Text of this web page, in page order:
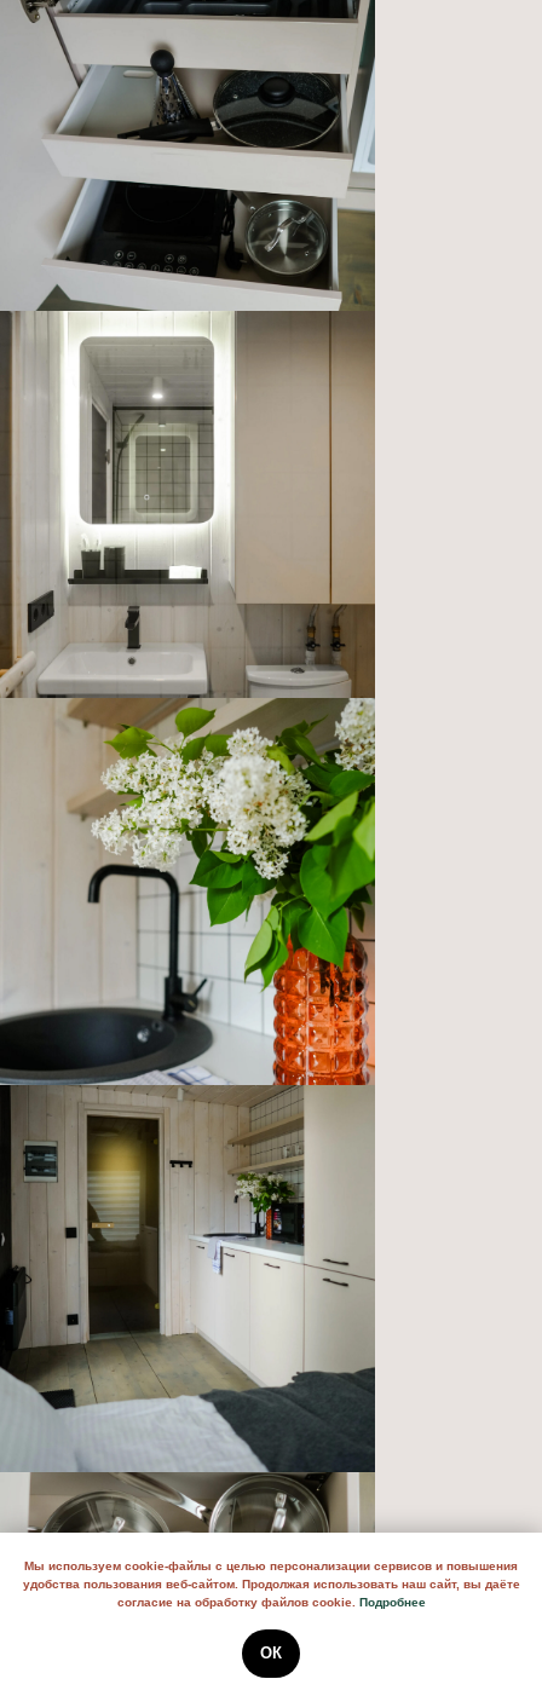
Мы используем cookie-файлы с целью персонализации сервисов и повышения
удобства пользования веб-сайтом. Продолжая использовать наш сайт, вы даёте
согласие на обработку файлов cookie. Подробнее
ОК